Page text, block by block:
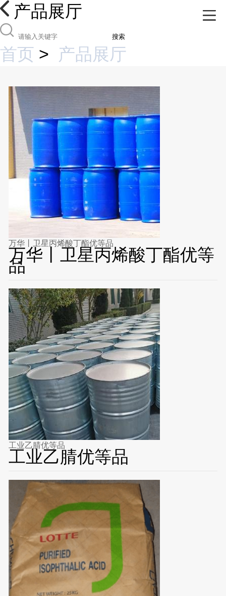
产品展厅
搜索
首页 > 产品展厅
万华丨卫星丙烯酸丁酯优等品
万华丨卫星丙烯酸丁酯优等
品
工业乙腈优等品
工业乙腈优等品